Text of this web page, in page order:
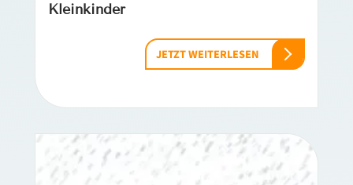
Kleinkinder
JETZT WEITERLESEN